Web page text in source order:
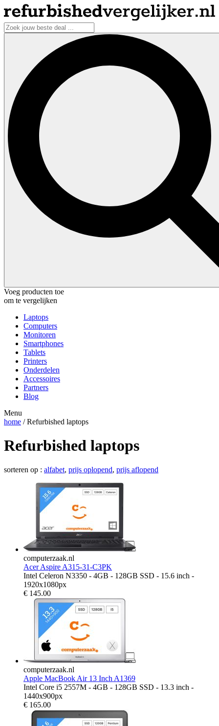
Voeg producten toe
om te vergelijken
Laptops
Computers
Monitoren
Smartphones
Tablets
Printers
Onderdelen
Accessoires
Partners
Blog
Menu
home / Refurbished laptops
Refurbished laptops
sorteren op : alfabet, prijs oplopend, prijs aflopend
computerzaak.nl
Acer Aspire A315-31-C3PK
Intel Celeron N3350 - 4GB - 128GB SSD - 15.6 inch -
1920x1080px
€ 145.00
computerzaak.nl
Apple MacBook Air 13 Inch A1369
Intel Core i5 2557M - 4GB - 128GB SSD - 13.3 inch -
1440x900px
€ 165.00